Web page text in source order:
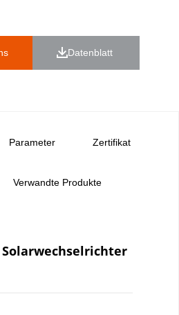
Datenblatt
Parameter Zertifikat
Verwandte Produkte